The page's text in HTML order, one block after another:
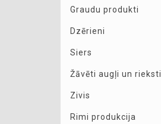
Graudu produkti
Dzērieni
Siers
Žāvēti augļi un rieksti
Zivis
Rimi produkcija